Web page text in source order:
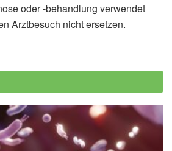
oder -behandlung verwendet
Arztbesuch nicht ersetzen.